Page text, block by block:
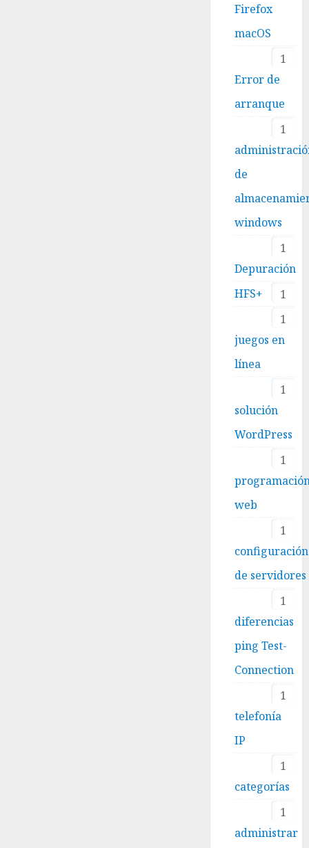
Firefox
macOS
1
Error de
arranque
1
de
windows
1
Depuración
1
HFS+
1
juegos en
línea
1
solución
WordPress
1
web
1
configuración
de servidores
1
diferencias
ping Test-
Connection
1
telefonía
IP
1
categorías
1
administrar